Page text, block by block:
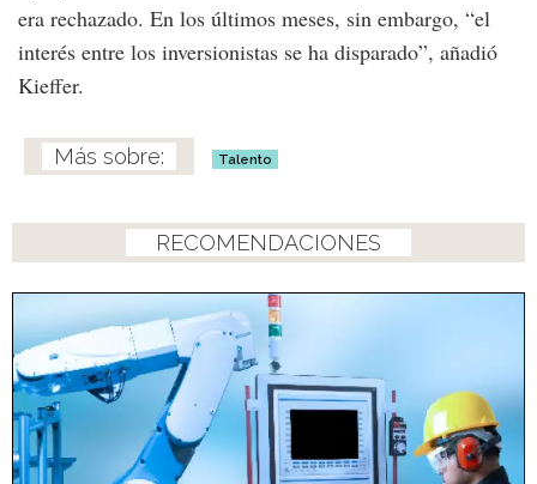
era rechazado. En los últimos meses, sin embargo, “el
interés entre los inversionistas se ha disparado”, añadió
Kieffer.
Talento
RECOMENDACIONES